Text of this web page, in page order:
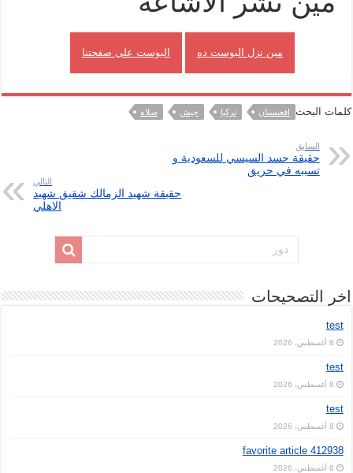
مين نزل البوست ده البوست على صفحتنا
كلمات البحث افغنستان تركيا جيش صلاة
السابق
حقيقة حسد السيسي للسعودية و
تسببه في حريق
التالي
حقيقة شهيد الزمالك شقيق شهيد
الاهلي
اخر التصحيحات
test
8 أغسطس، 2026
test
8 أغسطس، 2026
test
8 أغسطس، 2026
favorite article 412938
8 أغسطس، 2026